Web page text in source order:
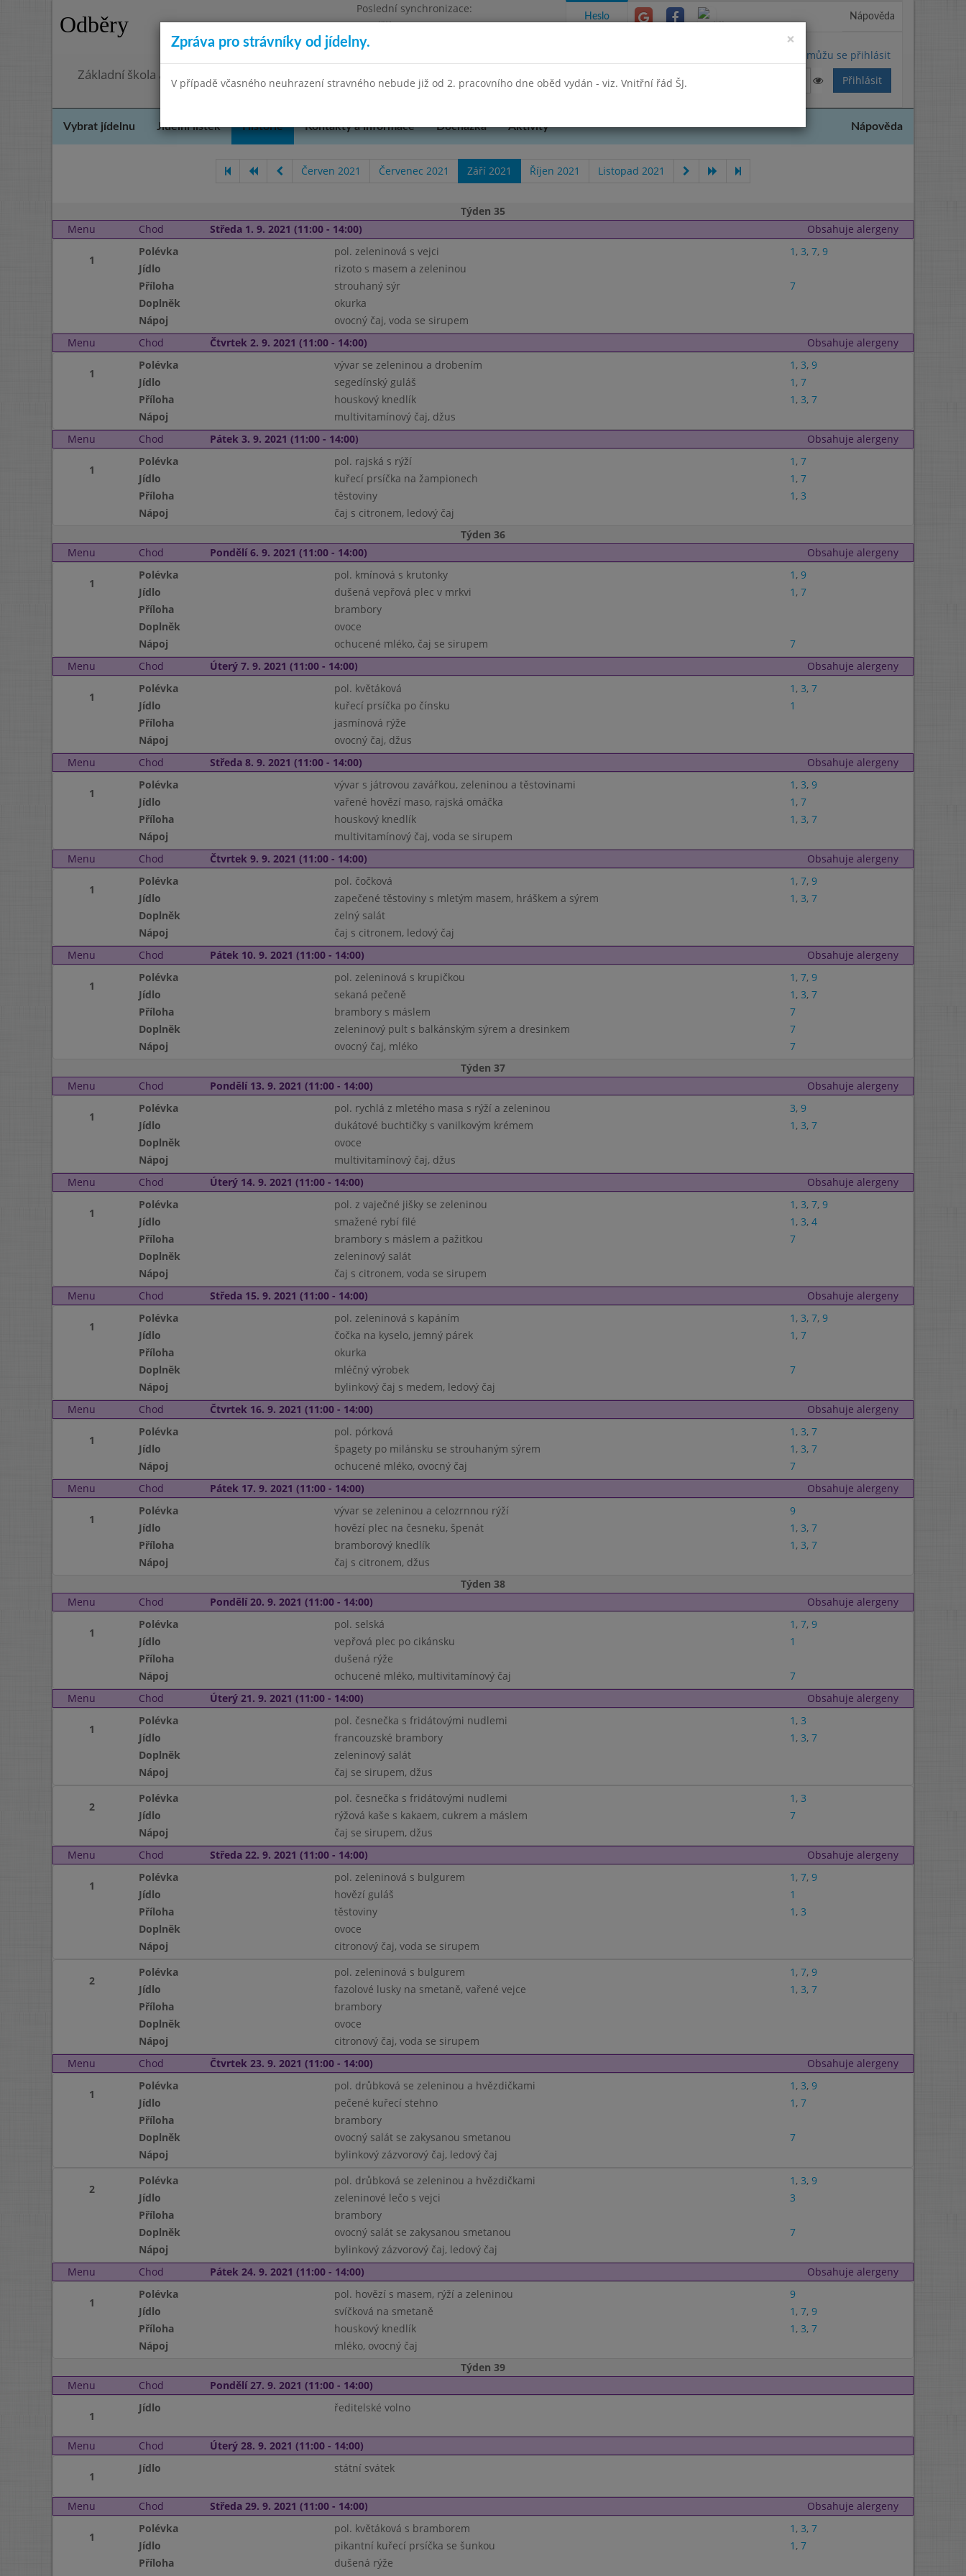
Odběry
Poslední synchronizace:
Pondělí 27.7.2026 13:26
Omezení objednávek
Základní škola a Mateřská škola, Praha 4, Ohradní 49
Heslo Nápověda
Nemůžu se přihlásit
Vybrat jídelnu Jídelní lístek Historie Kontakty a informace Docházka Aktivity Nápověda
Červen 2021 Červenec 2021 Září 2021 Říjen 2021 Listopad 2021
Týden 35
Menu
Chod Středa 1. 9. 2021 (11:00 - 14:00) Obsahuje alergeny
1
Polévka pol. zeleninová s vejci 1 , 3, 7, 9
Jídlo
rizoto s masem a zeleninou
Příloha
strouhaný sýr
7
Doplněk
okurka
Nápoj
ovocný čaj, voda se sirupem
Menu
Chod Čtvrtek 2. 9. 2021 (11:00 - 14:00) Obsahuje alergeny
1
Polévka vývar se zeleninou a drobením 1 , 3, 9
Jídlo
segedínský guláš 1 , 7
Příloha
houskový knedlík 1 , 3, 7
Nápoj
multivitamínový čaj, džus
Menu
Chod Pátek 3. 9. 2021 (11:00 - 14:00) Obsahuje alergeny
1
Polévka pol. rajská s rýží 1 , 7
Jídlo
kuřecí prsíčka na žampionech 1 , 7
Příloha
těstoviny 1 , 3
Nápoj
čaj s citronem, ledový čaj
Týden 36
Menu
Chod Pondělí 6. 9. 2021 (11:00 - 14:00) Obsahuje alergeny
1
Polévka pol. kmínová s krutonky 1 , 9
Jídlo
dušená vepřová plec v mrkvi 1 , 7
Příloha
brambory
Doplněk
ovoce
Nápoj
ochucené mléko, čaj se sirupem
7
Menu
Chod Úterý 7. 9. 2021 (11:00 - 14:00) Obsahuje alergeny
1
Polévka pol. květáková 1 , 3, 7
Jídlo
kuřecí prsíčka po čínsku
1
Příloha
jasmínová rýže
Nápoj
ovocný čaj, džus
Menu
Chod Středa 8. 9. 2021 (11:00 - 14:00) Obsahuje alergeny
1
Polévka vývar s játrovou zavářkou, zeleninou a těstovinami 1 , 3, 9
Jídlo
vařené hovězí maso, rajská omáčka 1 , 7
Příloha
houskový knedlík 1 , 3, 7
Nápoj
multivitamínový čaj, voda se sirupem
Menu
Chod Čtvrtek 9. 9. 2021 (11:00 - 14:00) Obsahuje alergeny
1
Polévka pol. čočková 1 , 7, 9
Jídlo
zapečené těstoviny s mletým masem, hráškem a sýrem 1 , 3, 7
Doplněk
zelný salát
Nápoj
čaj s citronem, ledový čaj
Menu
Chod Pátek 10. 9. 2021 (11:00 - 14:00) Obsahuje alergeny
1
Polévka pol. zeleninová s krupičkou 1 , 7, 9
Jídlo
sekaná pečeně 1 , 3, 7
Příloha
brambory s máslem
7
Doplněk
zeleninový pult s balkánským sýrem a dresinkem
7
Nápoj
ovocný čaj, mléko
7
Týden 37
Menu
Chod Pondělí 13. 9. 2021 (11:00 - 14:00) Obsahuje alergeny
1
Polévka pol. rychlá z mletého masa s rýží a zeleninou 3, 9
Jídlo
dukátové buchtičky s vanilkovým krémem 1 , 3, 7
Doplněk
ovoce
Nápoj
multivitamínový čaj, džus
Menu
Chod Úterý 14. 9. 2021 (11:00 - 14:00) Obsahuje alergeny
1
Polévka pol. z vaječné jišky se zeleninou 1 , 3, 7, 9
Jídlo
smažené rybí filé 1 , 3, 4
Příloha
brambory s máslem a pažitkou
7
Doplněk
zeleninový salát
Nápoj
čaj s citronem, voda se sirupem
Menu
Chod Středa 15. 9. 2021 (11:00 - 14:00) Obsahuje alergeny
1
Polévka pol. zeleninová s kapáním 1 , 3, 7, 9
Jídlo
čočka na kyselo, jemný párek 1 , 7
Příloha
okurka
Doplněk
mléčný výrobek
7
Nápoj
bylinkový čaj s medem, ledový čaj
Menu
Chod Čtvrtek 16. 9. 2021 (11:00 - 14:00) Obsahuje alergeny
1
Polévka pol. pórková 1 , 3, 7
Jídlo
špagety po milánsku se strouhaným sýrem 1 , 3, 7
Nápoj
ochucené mléko, ovocný čaj
7
Menu
Chod Pátek 17. 9. 2021 (11:00 - 14:00) Obsahuje alergeny
1
Polévka vývar se zeleninou a celozrnnou rýží
9
Jídlo
hovězí plec na česneku, špenát 1 , 3, 7
Příloha
bramborový knedlík 1 , 3, 7
Nápoj
čaj s citronem, džus
Týden 38
Menu
Chod Pondělí 20. 9. 2021 (11:00 - 14:00) Obsahuje alergeny
1
Polévka pol. selská 1 , 7, 9
Jídlo
vepřová plec po cikánsku
1
Příloha
dušená rýže
Nápoj
ochucené mléko, multivitamínový čaj
7
Menu
Chod Úterý 21. 9. 2021 (11:00 - 14:00) Obsahuje alergeny
1
Polévka pol. česnečka s fridátovými nudlemi 1 , 3
Jídlo
francouzské brambory 1 , 3, 7
Doplněk
zeleninový salát
Nápoj
čaj se sirupem, džus
2
Polévka pol. česnečka s fridátovými nudlemi 1 , 3
Jídlo
rýžová kaše s kakaem, cukrem a máslem
7
Nápoj
čaj se sirupem, džus
Menu
Chod Středa 22. 9. 2021 (11:00 - 14:00) Obsahuje alergeny
1
Polévka pol. zeleninová s bulgurem 1 , 7, 9
Jídlo
hovězí guláš
1
Příloha
těstoviny 1 , 3
Doplněk
ovoce
Nápoj
citronový čaj, voda se sirupem
2
Polévka pol. zeleninová s bulgurem 1 , 7, 9
Jídlo
fazolové lusky na smetaně, vařené vejce 1 , 3, 7
Příloha
brambory
Doplněk
ovoce
Nápoj
citronový čaj, voda se sirupem
Menu
Chod Čtvrtek 23. 9. 2021 (11:00 - 14:00) Obsahuje alergeny
1
Polévka pol. drůbková se zeleninou a hvězdičkami 1 , 3, 9
Jídlo
pečené kuřecí stehno 1 , 7
Příloha
brambory
Doplněk
ovocný salát se zakysanou smetanou
7
Nápoj
bylinkový zázvorový čaj, ledový čaj
2
Polévka pol. drůbková se zeleninou a hvězdičkami 1 , 3, 9
Jídlo
zeleninové lečo s vejci
3
Příloha
brambory
Doplněk
ovocný salát se zakysanou smetanou
7
Nápoj
bylinkový zázvorový čaj, ledový čaj
Menu
Chod Pátek 24. 9. 2021 (11:00 - 14:00) Obsahuje alergeny
1
Polévka pol. hovězí s masem, rýží a zeleninou
9
Jídlo
svíčková na smetaně 1 , 7, 9
Příloha
houskový knedlík 1 , 3, 7
Nápoj
mléko, ovocný čaj
Týden 39
Menu
Chod Pondělí 27. 9. 2021 (11:00 - 14:00)
1
Jídlo ředitelské volno
Menu Chod Úterý 28. 9. 2021 (11:00 - 14:00)
1
Jídlo státní svátek
Menu Chod Středa 29. 9. 2021 (11:00 - 14:00) Obsahuje alergeny
1
Polévka pol. květáková s bramborem 1 , 3, 7
Jídlo
pikantní kuřecí prsíčka se šunkou 1 , 7
Příloha
dušená rýže
×
Zpráva pro strávníky od jídelny.
V případě včasného neuhrazení stravného nebude již od 2. pracovního dne oběd vydán - viz. Vnitřní řád ŠJ.